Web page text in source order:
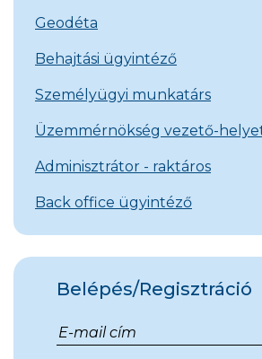
Geodéta
Behajtási ügyintéző
Személyügyi munkatárs
Üzemmérnökség vezető-
Adminisztrátor - raktáros
Back office ügyintéző
Belépés/Regisztráció